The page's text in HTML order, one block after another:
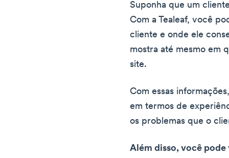
Suponha que um
Com a Tealeaf, você
cliente e onde ele
mostra até mesmo em
site.
Com essas
em termos de
os problemas que o
Além disso, você